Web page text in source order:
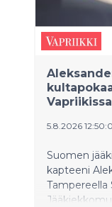
Vapriikissa
5.8.2026
Suomen
kapteeni
Tampereella